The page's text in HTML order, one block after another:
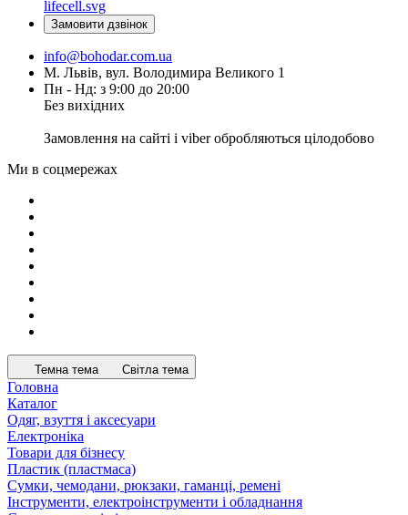
Замовити дзвінок
info@bohodar.com.ua
М. Львів, вул. Володимира Великого 1
Пн - Нд: з 9:00 до 20:00
Без вихідних
Замовлення на сайті і viber обробляються цілодобово
Ми в соцмережах
Темна тема Світла тема
Головна
Каталог
Одяг, взуття і аксесуари
Електроніка
Товари для бізнесу
Пластик (пластмаса)
Сумки, чемодани, рюкзаки, гаманці, ремені
Інструменти, електроінструменти і обладнання